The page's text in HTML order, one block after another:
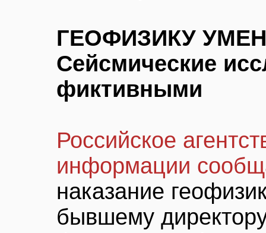
ГЕОФИЗИКУ
Сейсмические
фиктивными
Российское
информации
наказание
бывшему